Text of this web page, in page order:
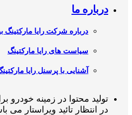
درباره ما
درباره شرکت رایا مارکتینگ
سیاست های رایا مارکتینگ
آشنایی با پرسنل رایا